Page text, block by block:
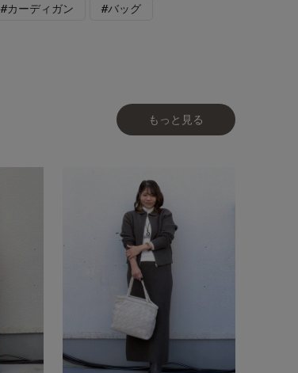
#カーディガン #バッグ
もっと見る